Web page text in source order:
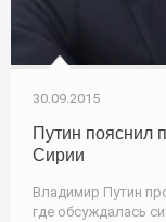
30.09.2015
Путин пояснил
Сирии
Владимир Путин
где обсуждалась